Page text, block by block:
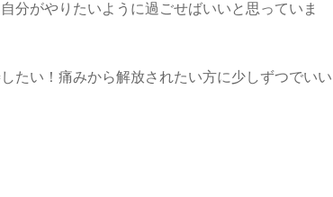
分がやりたいように過ごせばいいと思っていま
たい！痛みから解放されたい方に少しずつでいい